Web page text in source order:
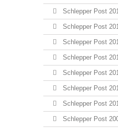
Schlepper Post
Schlepper Post
Schlepper Post
Schlepper Post
Schlepper Post
Schlepper Post
Schlepper Post
Schlepper Post